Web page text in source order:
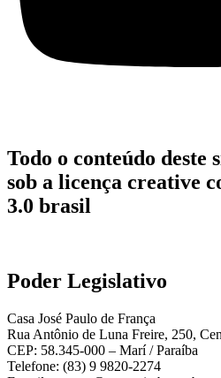
Todo o conteúdo deste
sob a licença creative
3.0 brasil
Poder Legislativo
Casa José Paulo de França
Rua Antônio de Luna Freire, 250,
CEP: 58.345-000 – Marí / Paraíba
Telefone: (83) 9 9820-2274